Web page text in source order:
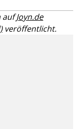
aufJoyn.de
veröffentlicht.